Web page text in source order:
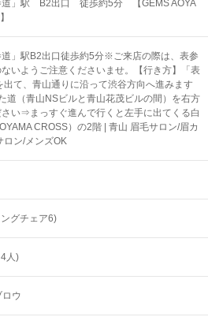
道」駅 B2出口 徒歩約5分 【GEMS AOYA
」駅B2出口徒歩約5分※ご来店の際は、表参
いようご注意くださいませ。【行き方】「表
出て、青山通りに沿って渋谷方向へ進みます
道（青山NSビルと青山花茂ビルの間）を右方
い⇒まっすぐ進んで行くと左手に出てくる白
CROSS）の2階 | 青山 眉毛サロン/眉カ
ロン/メンズOK
グチェア6)
人)
ロウ